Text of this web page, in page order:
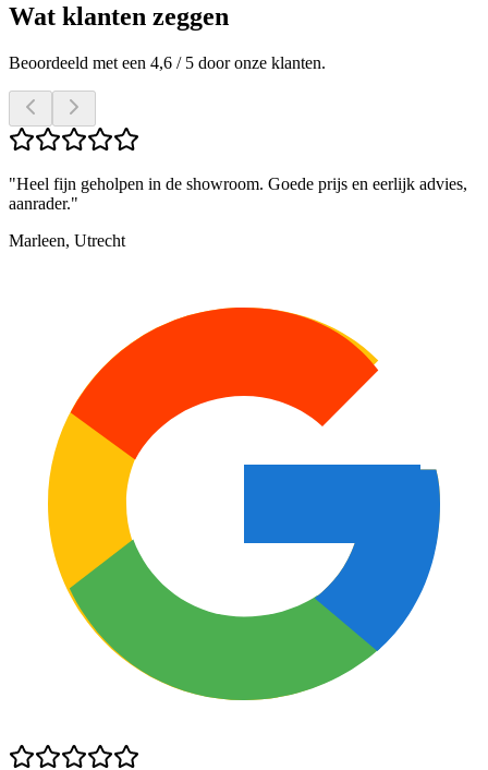
Wat klanten zeggen
Beoordeeld met een 4,6 / 5 door onze klanten.
"Heel fijn geholpen in de showroom. Goede prijs en eerlijk advies,
aanrader."
Marleen, Utrecht